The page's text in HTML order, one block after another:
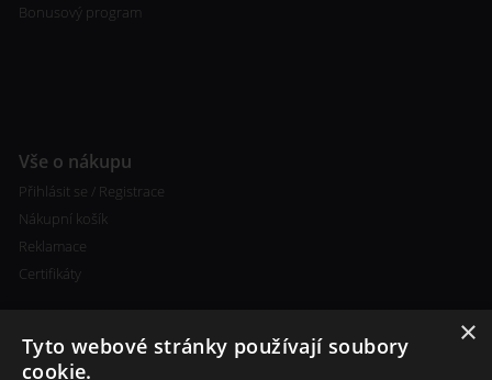
Bonusový program
Vše o nákupu
Přihlásit se / Registrace
Nákupní košík
Reklamace
Certifikáty
×
Tyto webové stránky používají soubory
cookie.